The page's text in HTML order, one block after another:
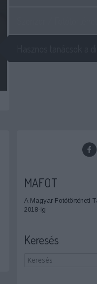
MAFOT
A Magyar Fotótörténeti
2018-ig
Keresés